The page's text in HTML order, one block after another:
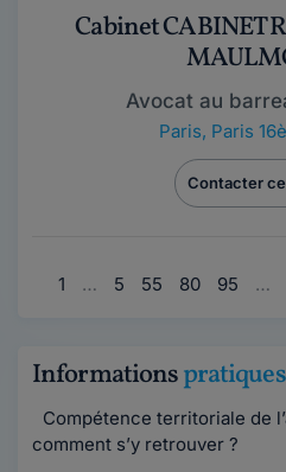
Cabinet CABINET
Avocat au
Paris, Paris
Contacter
1 … 5 55 80 95 …
Informationspratiques
Compétence territoriale de
comment s’y retrouver ?